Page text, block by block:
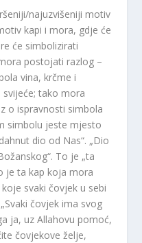
najuzvišeniji motiv
kapi i mora, gdje će
će simbolizirati
postojati razlog –
vina, krčme i
svijeće; tako mora
o ispravnosti simbola
simbolu jeste mjesto
dio od Nas“. „Dio
To je „ta
je ta kap koja mora
svaki čovjek u sebi
čovjek ima svog
ja, uz Allahovu pomoć,
čovjekove želje,